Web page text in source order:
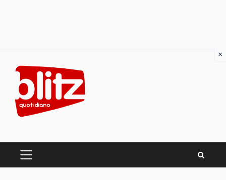
content
PRIMARY
×